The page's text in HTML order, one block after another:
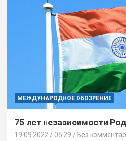
МЕЖДУНАРОДНОЕ ОБОЗРЕНИЕ
75 лет независимости
19.09.2022 05:29 / Без